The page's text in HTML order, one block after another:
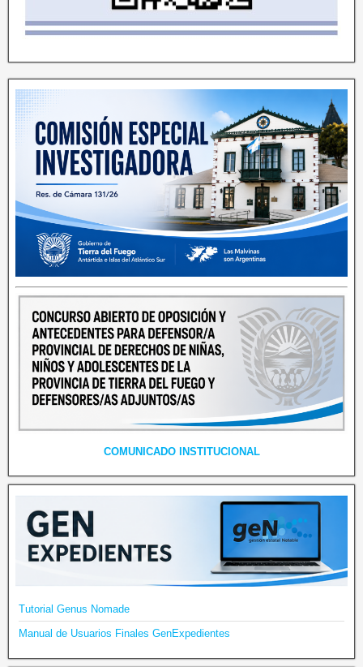
COMUNICADO INSTITUCIONAL
Tutorial Genus Nomade
Manual de Usuarios Finales GenExpedientes